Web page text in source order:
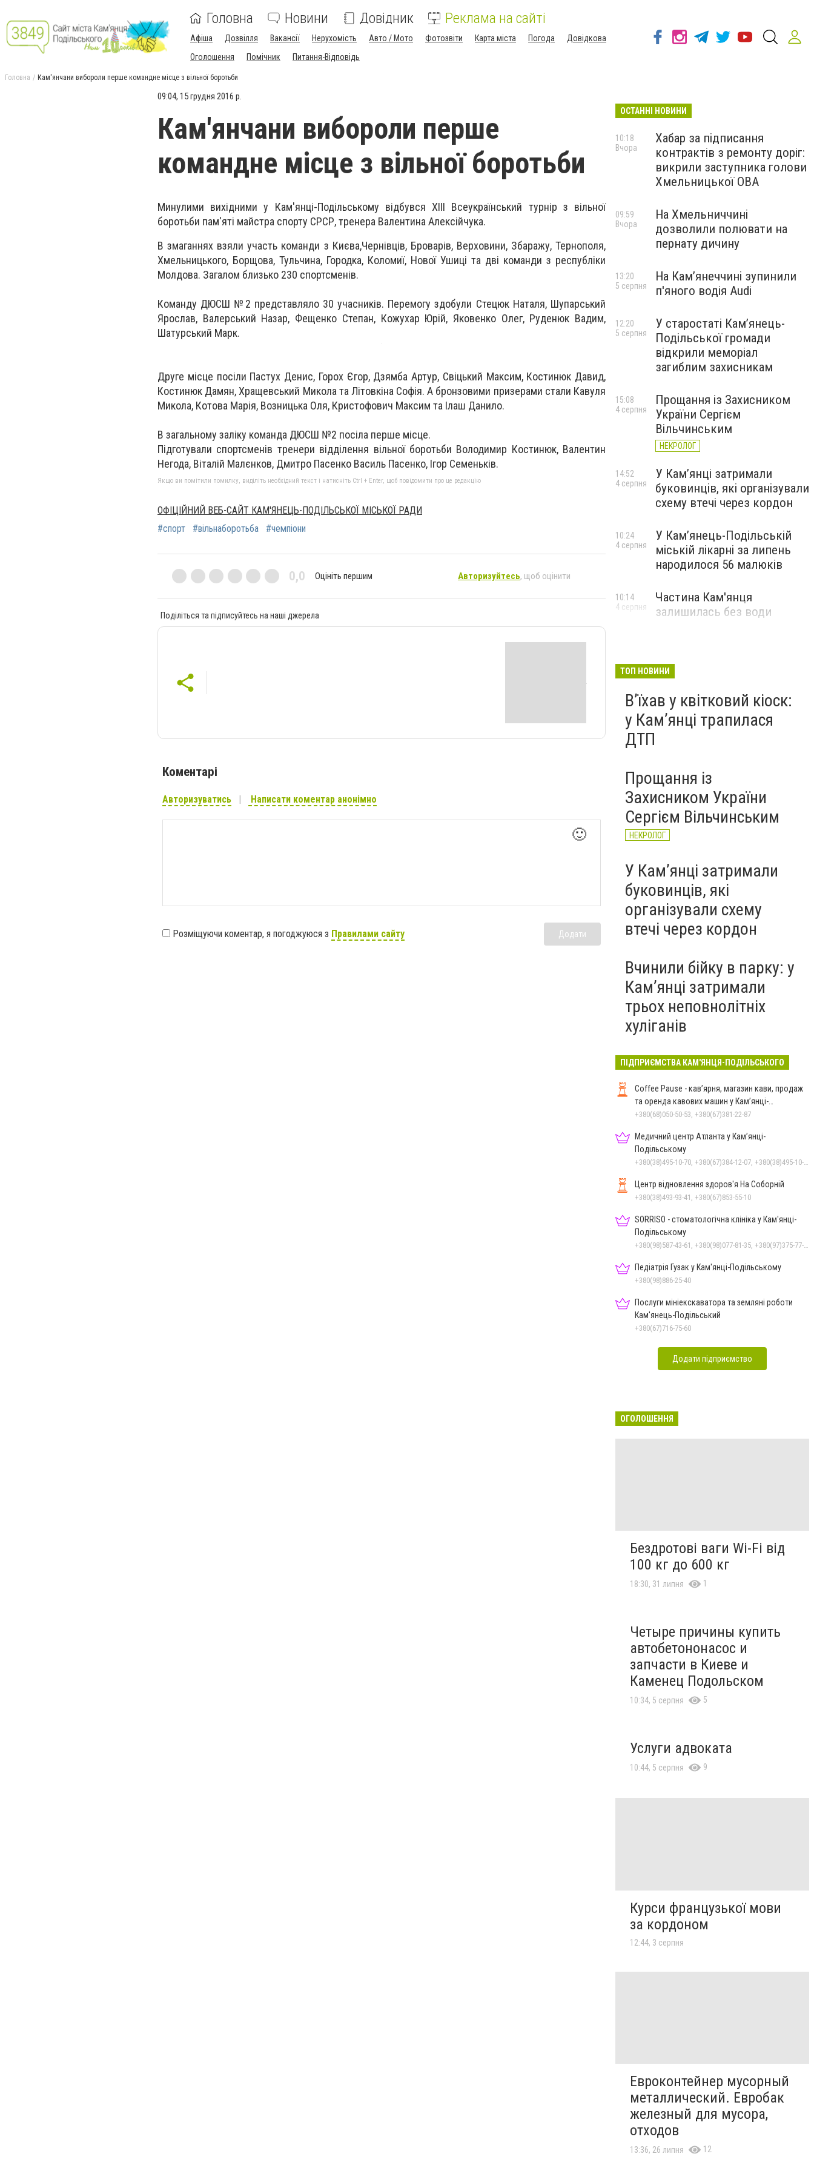
Головна Новини Довідник Реклама на сайті
Афіша Дозвілля Вакансії Нерухомість Авто / Мото Фотозвіти Карта міста Погода
Довідкова
Оголошення
Помічник Питання-Відповідь
Головна Кам'янчани вибороли перше командне місце з вільної боротьби
09:04, 15 грудня 2016 р.
Кам'янчани вибороли перше
командне місце з вільної боротьби
Минулими вихідними у Кам'янці-Подільському відбувся XIII Всеукраїнський турнір з вільної
боротьби пам'яті майстра спорту СРСР, тренера Валентина Алексійчука.
В змаганнях взяли участь команди з Києва,Чернівців, Броварів, Верховини, Збаражу, Тернополя,
Хмельницького, Борщова, Тульчина, Городка, Коломиї, Нової Ушиці та дві команди з республіки
Молдова. Загалом близько 230 спортсменів.
Команду ДЮСШ №2 представляло 30 учасників. Перемогу здобули Стецюк Наталя, Шупарський
Ярослав, Валерський Назар, Фещенко Степан, Кожухар Юрій, Яковенко Олег, Руденюк Вадим,
Шатурський Марк.
Друге місце посіли Пастух Денис, Горох Єгор, Дзямба Артур, Свіцький Максим, Костинюк Давид,
Костинюк Дамян, Хращевський Микола та Літовкіна Софія. А бронзовими призерами стали Кавуля
Микола, Котова Марія, Возницька Оля, Кристофович Максим та Ілаш Данило.
В загальному заліку команда ДЮСШ №2 посіла перше місце.
Підготували спортсменів тренери відділення вільної боротьби Володимир Костинюк, Валентин
Негода, Віталій Малєнков, Дмитро Пасенко Василь Пасенко, Ігор Семеньків.
Якщо ви помітили помилку, виділіть необхідний текст і натисніть Ctrl + Enter, щоб повідомити про це редакцію
ОФІЦІЙНИЙ ВЕБ-САЙТ КАМ'ЯНЕЦЬ-ПОДІЛЬСЬКОЇ МІСЬКОЇ РАДИ
#спорт
#вільнаборотьба #чемпіони
0,0 Оцініть першим Авторизуйтесь, щоб оцінити
Поділіться та підписуйтесь на наші джерела
Коментарі
Авторизуватись Написати коментар анонімно
🙂
Розміщуючи коментар, я погоджуюся з Правилами сайту Додати
ОСТАННІ НОВИНИ
Хабар за підписання
контрактів з ремонту доріг:
викрили заступника голови
Хмельницької ОВА
10:18
Вчора
На Хмельниччині
дозволили полювати на
пернату дичину
09:59
Вчора
На Камʼянеччині зупинили
п'яного водія Audi
13:20
5 серпня
У старостаті Кам’янець-
Подільської громади
відкрили меморіал
загиблим захисникам
12:20
5 серпня
Прощання із Захисником
України Сергієм
Вільчинським
НЕКРОЛОГ
15:08
4 серпня
У Кам’янці затримали
буковинців, які організували
схему втечі через кордон
14:52
4 серпня
У Кам’янець-Подільській
міській лікарні за липень
народилося 56 малюків
10:24
4 серпня
Частина Кам'янця
залишилась без води
10:14
4 серпня
ТОП НОВИНИ
Вʼїхав у квітковий кіоск:
у Камʼянці трапилася
ДТП
Прощання із
Захисником України
Сергієм Вільчинським
НЕКРОЛОГ
У Кам’янці затримали
буковинців, які
організували схему
втечі через кордон
Вчинили бійку в парку: у
Кам’янці затримали
трьох неповнолітніх
хуліганів
ПІДПРИЄМСТВА КАМ'ЯНЦЯ-ПОДІЛЬСЬКОГО
Coffee Pause - кав’ярня, магазин кави, продаж
та оренда кавових машин у Кам’янці-
Подільському
+380(68)050-50-53, +380(67)381-22-87
Медичний центр Атланта у Кам’янці-
Подільському
+380(38)495-10-70, +380(67)384-12-07, +380(38)495-10-80
Центр відновлення здоров'я На Соборній
+380(38)493-93-41, +380(67)853-55-10
SORRISO - стоматологічна клініка у Кам'янці-
Подільському
+380(98)587-43-61, +380(98)077-81-35, +380(97)375-77-72, +380(97)982-31-07
Педіатрія Гузак у Кам'янці-Подільському
+380(98)886-25-40
Послуги мініекскаватора та земляні роботи
Кам'янець-Подільський
+380(67)716-75-60
Додати підприємство
ОГОЛОШЕННЯ
Бездротові ваги Wi-Fi від
100 кг до 600 кг
18:30, 31 липня 1
Четыре причины купить
автобетононасос и
запчасти в Киеве и
Каменец Подольском
10:34, 5 серпня 5
Услуги адвоката
10:44, 5 серпня 9
Курси французької мови
за кордоном
12:44, 3 серпня
Евроконтейнер мусорный
металлический. Евробак
железный для мусора,
отходов
13:36, 26 липня 12